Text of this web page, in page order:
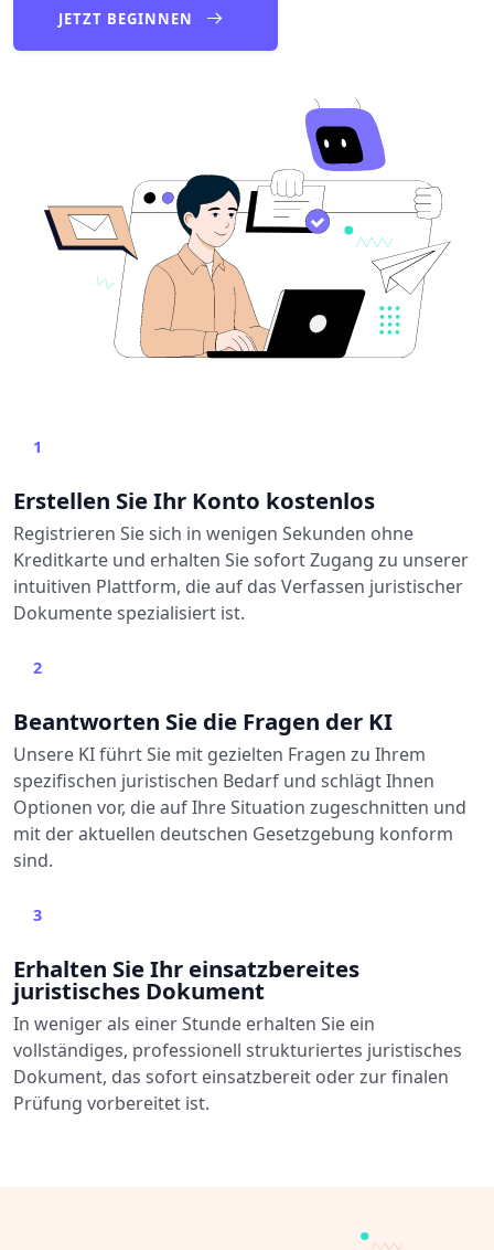
JETZT BEGINNEN
1
Erstellen Sie Ihr Konto kostenlos
Registrieren Sie sich in wenigen Sekunden ohne
Kreditkarte und erhalten Sie sofort Zugang zu unserer
intuitiven Plattform, die auf das Verfassen juristischer
Dokumente spezialisiert ist.
2
Beantworten Sie die Fragen der KI
Unsere KI führt Sie mit gezielten Fragen zu Ihrem
spezifischen juristischen Bedarf und schlägt Ihnen
Optionen vor, die auf Ihre Situation zugeschnitten und
mit der aktuellen deutschen Gesetzgebung konform
sind.
3
Erhalten Sie Ihr einsatzbereites
juristisches Dokument
In weniger als einer Stunde erhalten Sie ein
vollständiges, professionell strukturiertes juristisches
Dokument, das sofort einsatzbereit oder zur finalen
Prüfung vorbereitet ist.